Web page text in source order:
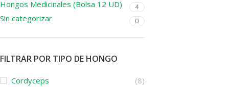
Hongos Medicinales (Bolsa 12 UD) 4
Sin categorizar 0
FILTRAR POR TIPO DE HONGO
Cordyceps
(8)